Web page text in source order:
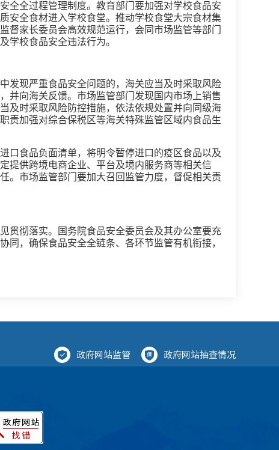
全全过程管理制度。教育部门要加强对学校食品安
安全食材进入学校食堂。推动学校食堂大宗食材集
家长委员会高效规范运行，会同市场监管等部门
学校食品安全违法行为。
发现严重食品安全问题的，海关应当及时采取风险
并向海关反馈。市场监管部门发现国内市场上销售
及时采取风险防控措施，依法依规处置并向同级海
责加强对综合保税区等海关特殊监管区域内食品生
口食品负面清单，将明令暂停进口的疫区食品以及
提供跨境电商企业、平台及境内服务商等相关信
。市场监管部门要加大召回监管力度，督促相关责
贯彻落实。国务院食品安全委员会及其办公室要充
，确保食品安全全链条、各环节监管有机衔接，
政府网站监管 政府网站抽查情况